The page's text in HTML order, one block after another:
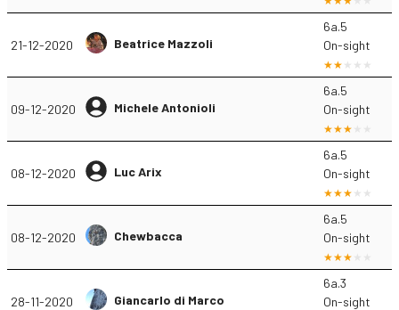
21-12-2020 Beatrice Mazzoli
6a.5
On-sight
09-12-2020 Michele Antonioli
6a.5
On-sight
08-12-2020 Luc Arix
6a.5
On-sight
08-12-2020 Chewbacca
6a.5
On-sight
28-11-2020 Giancarlo di Marco
6a.3
On-sight